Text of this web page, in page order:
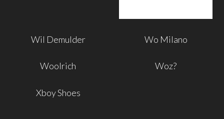
Wil Demulder Wo Milano
Woolrich Woz?
Xboy Shoes